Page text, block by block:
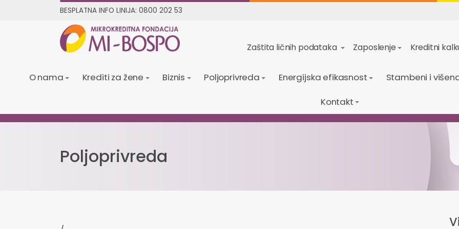
BESPLATNA INFO LINIJA: 0800 202 53
Zaštita ličnih podataka Zaposlenje Kreditni
O nama Krediti za žene Biznis Poljoprivreda Energijska efikasnost
Stambeni i
Kontakt
Poljoprivreda